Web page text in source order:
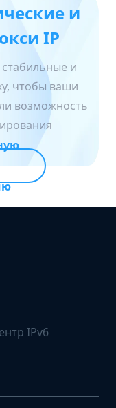
и
IP
и
чтобы ваши
возможность
IPv6